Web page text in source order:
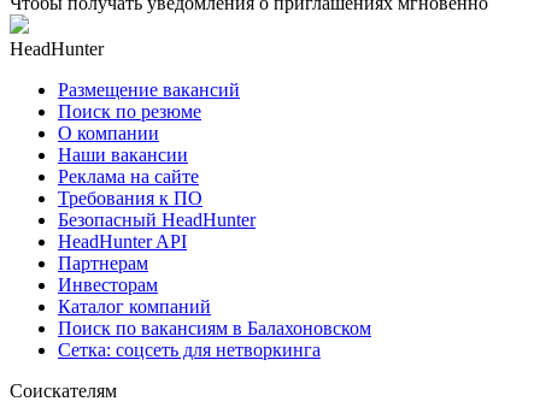
HeadHunter
Размещение вакансий
Поиск по резюме
О компании
Наши вакансии
Реклама на сайте
Требования к ПО
Безопасный HeadHunter
HeadHunter API
Партнерам
Инвесторам
Каталог компаний
Поиск по вакансиям в Балахоновском
Сетка: соцсеть для нетворкинга
Соискателям